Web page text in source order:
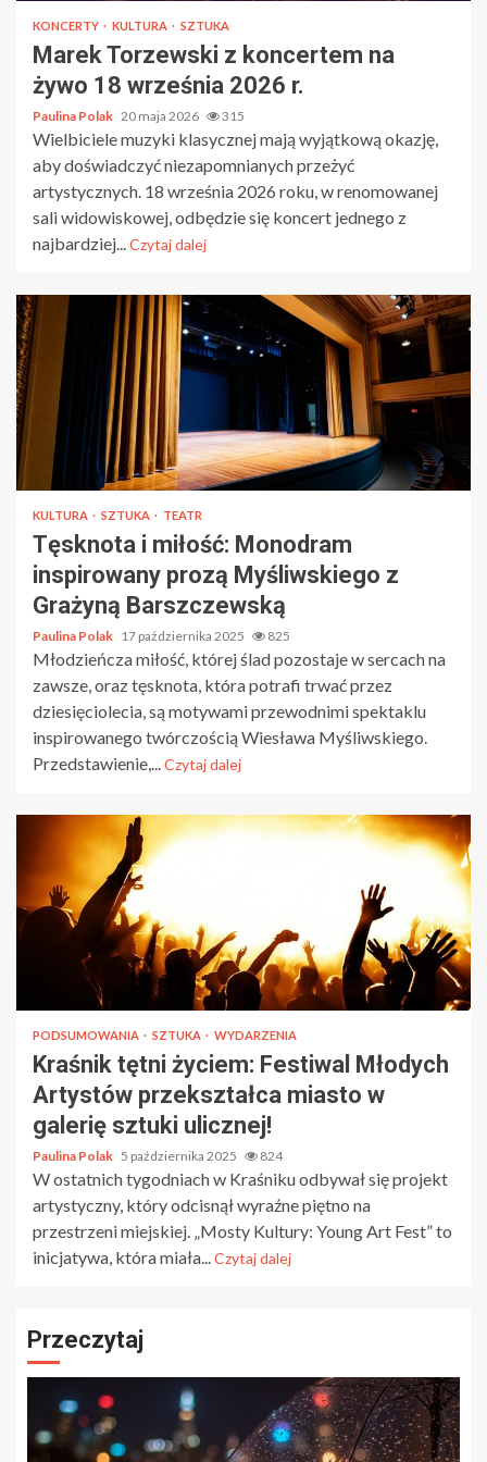
KONCERTY KULTURA SZTUKA
Marek Torzewski z koncertem na
żywo 18 września 2026 r.
Paulina Polak 20 maja 2026 315
Wielbiciele muzyki klasycznej mają wyjątkową okazję,
aby doświadczyć niezapomnianych przeżyć
artystycznych. 18 września 2026 roku, w renomowanej
sali widowiskowej, odbędzie się koncert jednego z
najbardziej...Czytaj dalej
KULTURA SZTUKA TEATR
Tęsknota i miłość: Monodram
inspirowany prozą Myśliwskiego z
Grażyną Barszczewską
Paulina Polak 17 października 2025 825
Młodzieńcza miłość, której ślad pozostaje w sercach na
zawsze, oraz tęsknota, która potrafi trwać przez
dziesięciolecia, są motywami przewodnimi spektaklu
inspirowanego twórczością Wiesława Myśliwskiego.
Przedstawienie,...Czytaj dalej
PODSUMOWANIA SZTUKA WYDARZENIA
Kraśnik tętni życiem: Festiwal Młodych
Artystów przekształca miasto w
galerię sztuki ulicznej!
Paulina Polak 5 października 2025 824
W ostatnich tygodniach w Kraśniku odbywał się projekt
artystyczny, który odcisnął wyraźne piętno na
przestrzeni miejskiej. „Mosty Kultury: Young Art Fest” to
inicjatywa, która miała...Czytaj dalej
Przeczytaj